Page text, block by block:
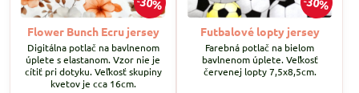
Flower Bunch Ecru jersey
Digitálna potlač na bavlnenom
úplete s elastanom. Vzor nie je
cítiť pri dotyku. Veľkosť skupiny
kvetov je cca 16cm.
Futbalové lopty jersey
Farebná potlač na bielom
bavlnenom úplete. Veľkosť
červenej lopty 7,5x8,5cm.